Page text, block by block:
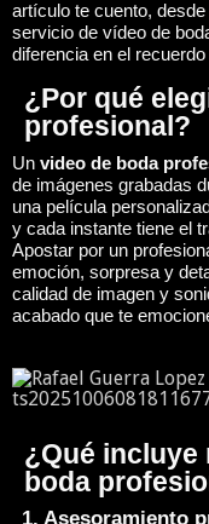
artículo te cuento,
servicio de vídeo de
diferencia en el recuerdo
¿Por qué
profesional?
Un video de boda
de imágenes grabadas
una película
y cada instante tiene el
Apostar por un
emoción, sorpresa y
calidad de imagen y
acabado que te
¿Qué incluye
boda
1. Asesoramiento